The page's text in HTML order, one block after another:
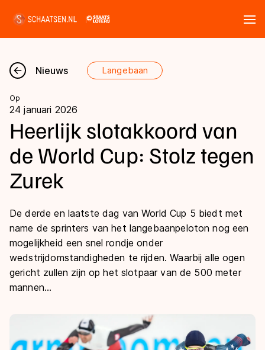
Nieuws
Kalender
Disciplines
Marathon
Shorttrack
Inlineskaten
Kunstschaatsen
Schoonrijden
Uitslagen
Langebaan
Shorttrack
Marathon
Tijden & historie
Ranglijsten Langebaan
Persoonlijke records & tijden
De weg op
Algemene Nederlandse Schaatstijd
Deze zomer de weg op
Alles voor jou als schaatsfan
Olympische Spelen
Nieuws Langebaan
Op
24 januari 2026
Heerlijk slotakkoord van
de World Cup: Stolz tegen
Zurek
De derde en laatste dag van World Cup 5 biedt met
name de sprinters van het langebaanpeloton nog een
mogelijkheid een snel rondje onder
wedstrijdomstandigheden te rijden. Waarbij alle ogen
gericht zullen zijn op het slotpaar van de 500 meter
mannen...